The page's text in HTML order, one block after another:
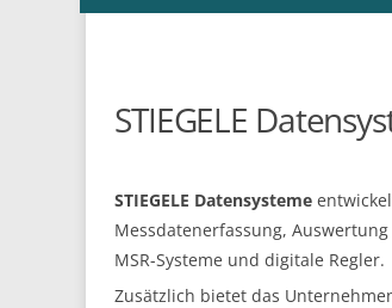
STIEGELE
STIEGELE Datensysteme
Messdatenerfassung,
MSR-Systeme und digitale Regler.
Zusätzlich bietet das